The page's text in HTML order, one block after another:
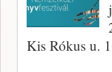
Kis Rókus u.